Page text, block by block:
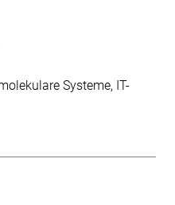
Systeme IT-